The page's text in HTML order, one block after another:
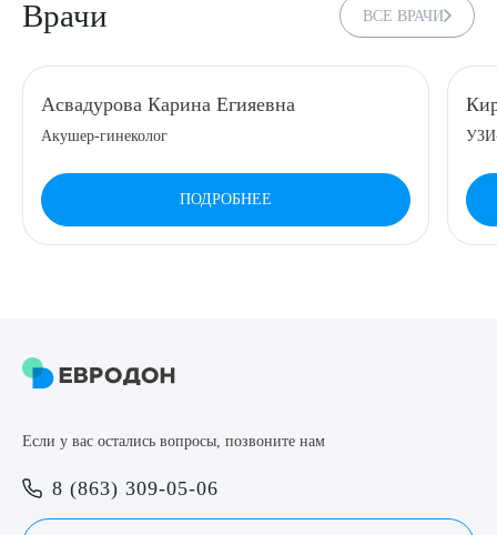
ЗАКАЗАТЬ ЗВОНОК
ЗАПИСЬ ОНЛАЙН
Врачи ВСЕ ВРАЧИ
Асвадурова Карина Егияевна
Акушер-гинеколог
ПОДРОБНЕЕ
Если у вас остались вопросы, позвоните нам
8 (863) 309-05-06
ОТПРАВИТЬ
Я даю согласие наобработку персональных данных